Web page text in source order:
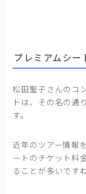
プレミアムシー
松田聖子さんのコ
トは、その名の通
す。
近年のツアー情報
ートのチケット料
ることが多いですね